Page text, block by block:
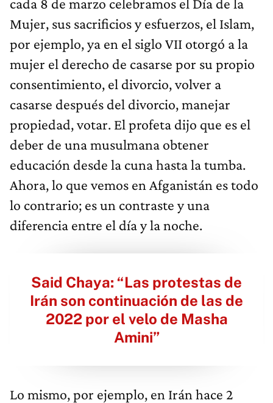
Mujer, sus sacrificios y esfuerzos, el Islam,
por ejemplo, ya en el siglo VII otorgó a la
mujer el derecho de casarse por su propio
consentimiento, el divorcio, volver a
casarse después del divorcio, manejar
propiedad, votar. El profeta dijo que es el
deber de una musulmana obtener
educación desde la cuna hasta la tumba.
Ahora, lo que vemos en Afganistán es todo
lo contrario; es un contraste y una
diferencia entre el día y la noche.
Said Chaya: “Las protestas de
Irán son continuación de las de
2022 por el velo de Masha
Amini”
Lo mismo, por ejemplo, en Irán hace 2